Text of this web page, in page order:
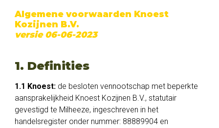
Algemene voorwaarden Knoest
Kozijnen B.V.
versie 06-06-2023
1. Definities
1.1 Knoest: de besloten vennootschap met beperkte
aansprakelijkheid Knoest Kozijnen B.V., statutair
gevestigd te Milheeze, ingeschreven in het
handelsregister onder nummer: 88889904 en